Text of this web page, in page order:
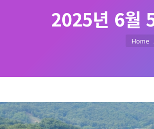
2025년 6월
Home